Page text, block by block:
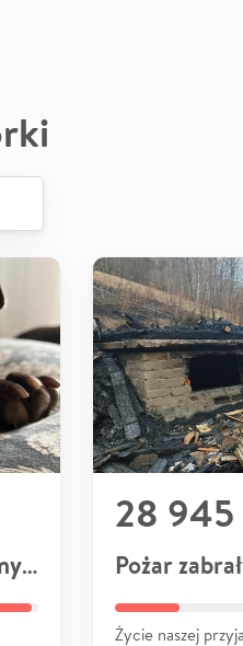
Badania i leczenie podopiecznych
28 945
Pożar
Życie naszej